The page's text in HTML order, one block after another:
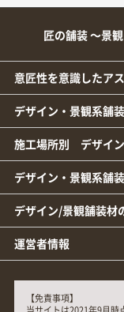
匠の舗装 ～景
意匠性を意識したア
デザイン・景観系舗
施工場所別 デザイ
デザイン・景観系舗
デザイン/景観舗装材
運営者情報
【免責事項】